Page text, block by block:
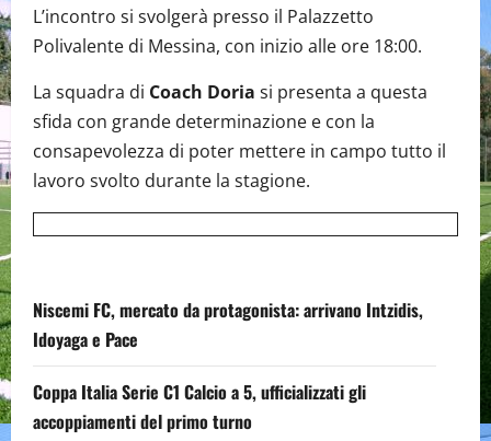
L’incontro si svolgerà presso il Palazzetto
Polivalente di Messina, con inizio alle ore 18:00.
La squadra di Coach Doria si presenta a questa
sfida con grande determinazione e con la
consapevolezza di poter mettere in campo tutto il
lavoro svolto durante la stagione.
Niscemi FC, mercato da protagonista: arrivano Intzidis,
Idoyaga e Pace
Coppa Italia Serie C1 Calcio a 5, ufficializzati gli
accoppiamenti del primo turno